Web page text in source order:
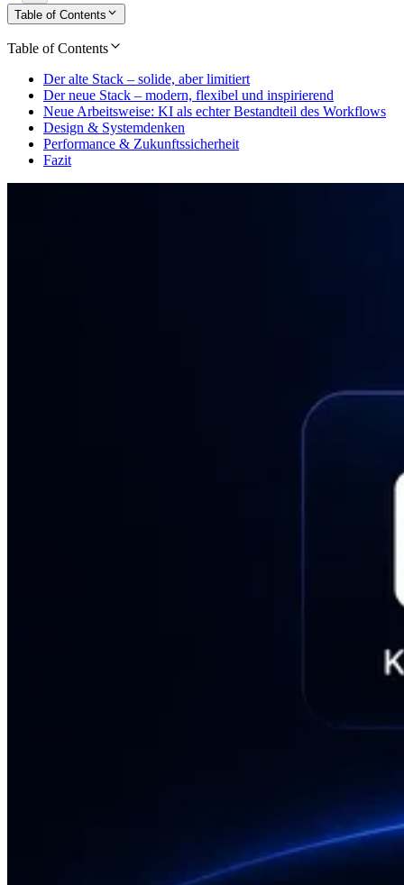
Table of Contents
Table of Contents
Der alte Stack – solide, aber limitiert
Der neue Stack – modern, flexibel und inspirierend
Neue Arbeitsweise: KI als echter Bestandteil des Workflows
Design & Systemdenken
Performance & Zukunftssicherheit
Fazit